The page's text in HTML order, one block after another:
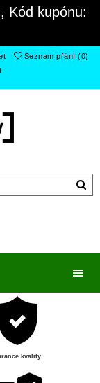
Kód kupónu:
Seznam přání (0)
kvality